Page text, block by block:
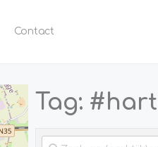
Contact
Tag: